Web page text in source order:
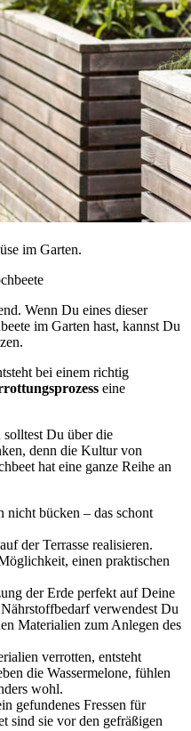
im Garten.
Wenn Du eines dieser
im Garten hast, kannst Du
bei einem richtig
eine
Du über die
denn die Kultur von
hat eine ganze Reihe an
nicht bücken – das schont
der Terrasse realisieren.
einen praktischen
der Erde perfekt auf Deine
verwendest Du
Materialien zum Anlegen des
verrotten, entsteht
die Wassermelone, fühlen
wohl.
gefundenes Fressen für
sind sie vor den gefräßigen